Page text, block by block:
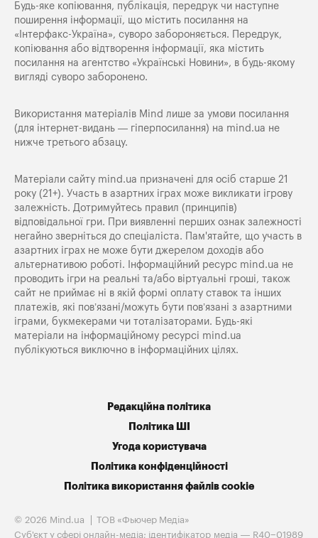
Будь-яке копiювання, публiкацiя, передрук чи наступне
поширення iнформацiї, що мiстить посилання на
«Iнтерфакс-Україна», суворо забороняється. Передрук,
копіювання або відтворення інформації, яка містить
посилання на агентство «Українські Новини», в будь-якому
вигляді суворо заборонено.
Використання матеріалів Mind лише за умови посилання
(для інтернет-видань — гіперпосилання) на mind.ua не
нижче третього абзацу.
Матеріали сайту mind.ua призначені для осіб старше 21
року (21+). Участь в азартних іграх може викликати ігрову
залежність. Дотримуйтесь правил (принципів)
відповідальної гри. При виявленні перших ознак залежності
негайно зверніться до спеціаліста. Пам'ятайте, що участь в
азартних іграх не може бути джерелом доходів або
альтернативою роботі. Інформаційний ресурс mind.ua не
проводить ігри на реальні та/або віртуальні гроші, також
сайт не приймає ні в якій формі оплату ставок та інших
платежів, які пов’язані/можуть бути пов’язані з азартними
іграми, букмекерами чи тоталізаторами. Будь-які
матеріали на інформаційному ресурсі mind.ua
публікуються виключно в інформаційних цілях.
Редакційна політика
Політика ШІ
Угода користувача
Політика конфіденційності
Політика використання файлів cookie
© 2026 Mind.ua
ТОВ «Фьючер Медiа»
Cуб'єкт у сфері онлайн-медіа; ідентифікатор медіа — R40−01989